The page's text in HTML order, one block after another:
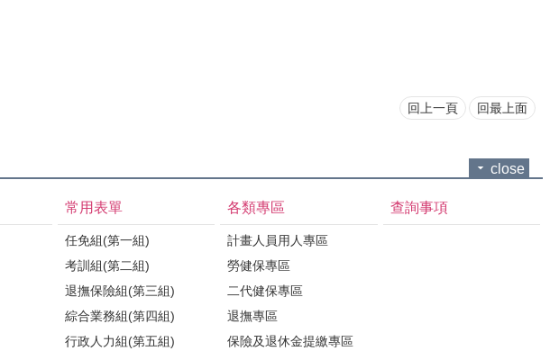
回上一頁 回最上面
close
常用表單
任免組(第一組)
考訓組(第二組)
退撫保險組(第三組)
綜合業務組(第四組)
行政人力組(第五組)
各類專區
計畫人員用人專區
勞健保專區
二代健保專區
退撫專區
保險及退休金提繳專區
查詢事項